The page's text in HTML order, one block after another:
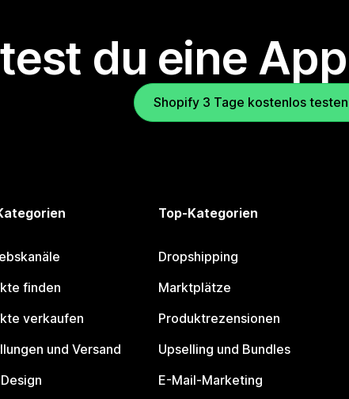
du eine
Shopify 3 Tage kostenlos testen
finden
verkaufen
und Versand
Top-Kategorien
Dropshipping
Marktplätze
Produktrezensionen
Upselling und Bundles
E-Mail-Marketing